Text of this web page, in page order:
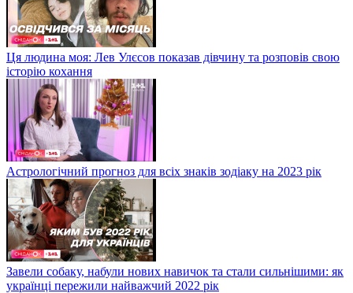
Ця людина моя: Лев Улєсов показав дівчину та розповів свою
історію кохання
Астрологічний прогноз для всіх знаків зодіаку на 2023 рік
Завели собаку, набули нових навичок та стали сильнішими: як
українці пережили найважчий 2022 рік